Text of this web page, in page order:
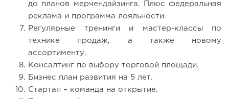
до планов мерчендайзинга. Плюс федеральная
реклама и программа лояльности.
Регулярные тренинги и мастер-классы по
технике продаж, а также новому
ассортименту.
Консалтинг по выбору торговой площади.
Бизнес план развития на 5 лет.
Стартап – команда на открытие.